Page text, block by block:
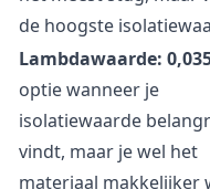
de hoogste
Lambdawaarde:
optie wanneer je
isolatiewaarde
vindt, maar je wel het
materiaal makkelijker